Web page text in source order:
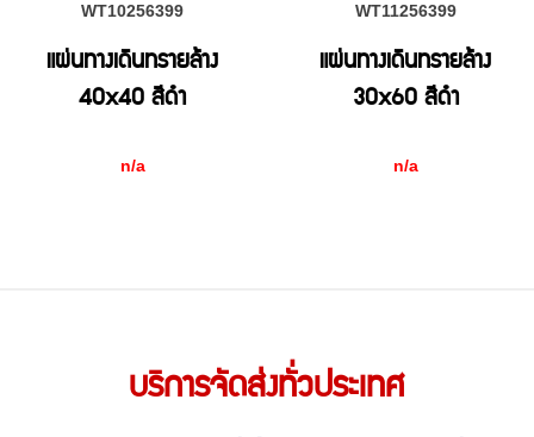
WT10256399
แผ่นทางเดินทรายล้าง
40x40 สีดำ
n/a
WT11256399
แผ่นทางเดินทรายล้าง
30x60 สีดำ
n/a
บริการจัดส่งทั่วประเทศ